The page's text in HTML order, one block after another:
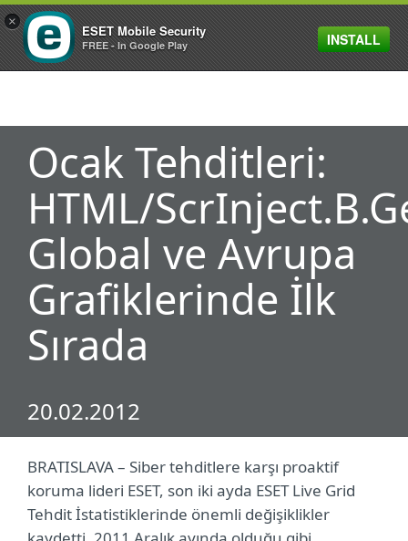
MENU
Ocak Tehditleri:
HTML/
Global ve Avrupa
Grafiklerinde İlk
Sırada
20.02.2012
BRATISLAVA – Siber tehditlere karşı proaktif
koruma lideri ESET, son iki ayda ESET Live Grid
Tehdit İstatistiklerinde önemli değişiklikler
×
ESET Mobile Security
FREE - In Google Play INSTALL